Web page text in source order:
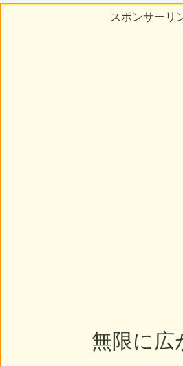
スポンサーリ
無限に広